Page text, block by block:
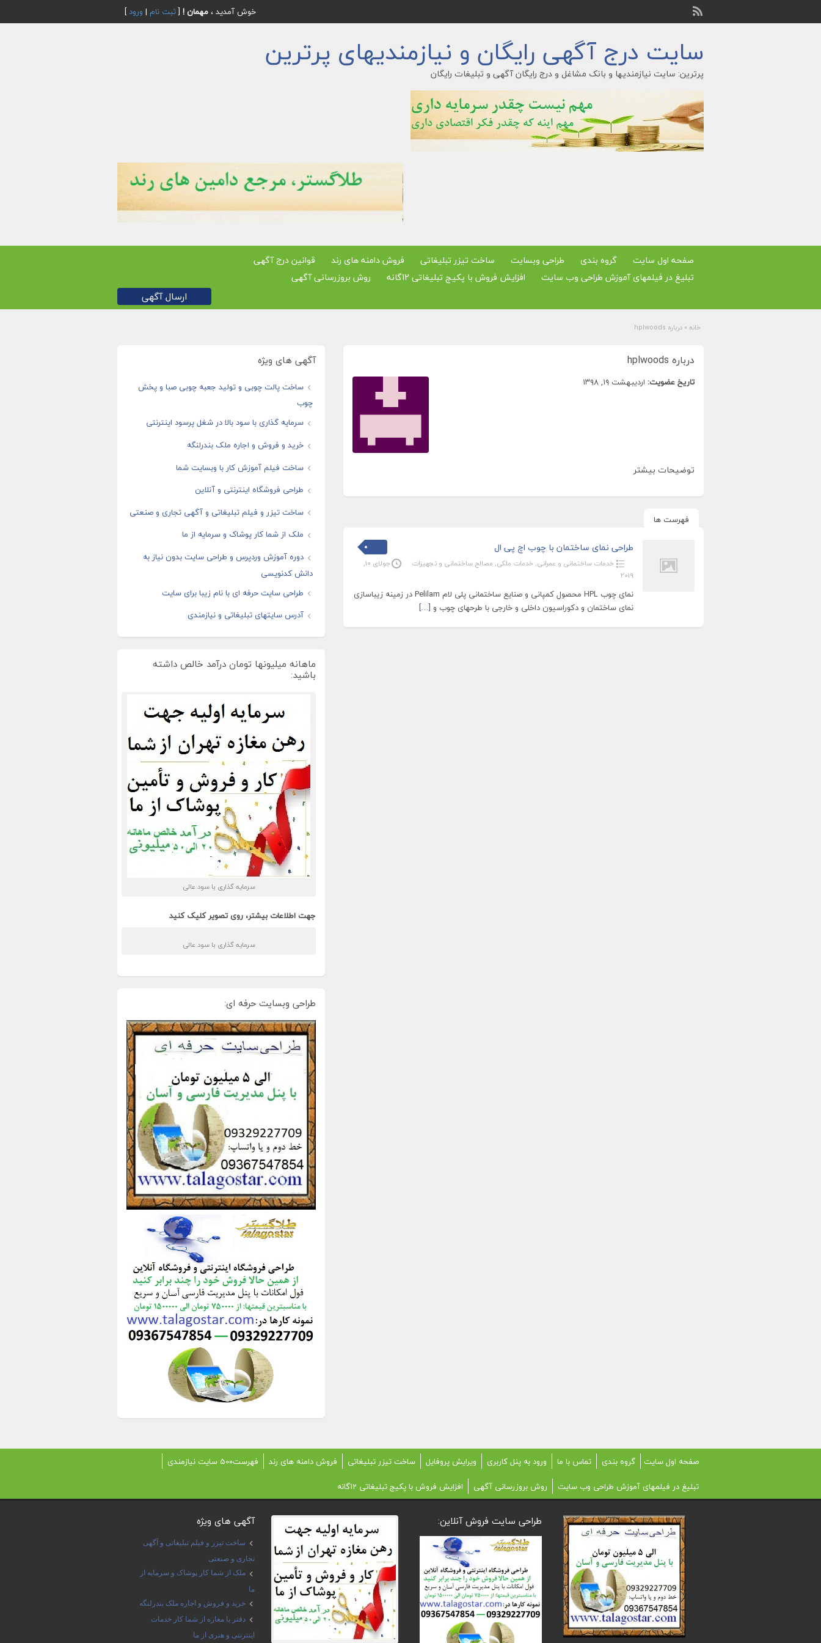
خوش آمدید ، مهمان ! [ثبت نام | ورود]
سایت درج آگهی رایگان و نیازمندیهای پرترین
پرترین: سایت نیازمندیها و بانک مشاغل و درج رایگان آگهی و تبلیغات رایگان
صفحه اول سایت گروه بندی طراحی وبسایت ساخت تیزر تبلیغاتی فروش دامنه های رند
قوانین درج آگهی
تبلیغ در فیلمهای آموزش طراحی وب سایت
افزایش فروش با پکیج تبلیغاتی 12گانه روش بروزرسانی آگهی
ارسال آگهی
خانه » درباره hplwoods
درباره hplwoods
تاریخ عضویت: اردیبهشت ۱۹, ۱۳۹۸
توضیحات بیشتر
فهرست ها
طراحی نمای ساختمان با چوب اچ پی ال
خدمات ساختمانی و عمرانی, خدمات ملکی, مصالح ساختمانی و تجهیزات
جولای 10,
2019
نمای چوب HPL محصول کمپانی و صنایع ساختمانی پلی لام Pelilam در زمینه زیباسازی
نمای ساختمان و دکوراسیون داخلی و خارجی با طرحهای چوب و […]
آگهی های ویژه
ساخت پالت چوبی و تولید جعبه چوبی صبا و پخش
چوب
سرمایه گذاری با سود بالا در شغل پرسود اینترنتی
خرید و فروش و اجاره ملک بندرلنگه
ساخت فیلم آموزش کار با وبسایت شما
طراحی فروشگاه اینترنتی و آنلاین
ساخت تیزر و فیلم تبلیغاتی و آگهی تجاری و صنعتی
ملک از شما کار پوشاک و سرمایه از ما
دوره آموزش وردپرس و طراحی سایت بدون نیاز به
دانش کدنویسی
طراحی سایت حرفه ای با نام زیبا برای سایت
آدرس سایتهای تبلیغاتی و نیازمندی
ماهانه میلیونها تومان درآمد خالص داشته
باشید:
سرمایه گذاری با سود عالی
جهت اطلاعات بیشتر، روی تصویر کلیک کنید
سرمایه گذاری با سود عالی
طراحی وبسایت حرفه ای:
صفحه اول سایت گروه بندی تماس با ما ورود به پنل کاربری ویرایش پروفایل ساخت تیزر تبلیغاتی فروش دامنه های رند
فهرست500 سایت نیازمندی
تبلیغ در فیلمهای آموزش طراحی وب سایت
روش بروزرسانی آگهی افزایش فروش با پکیج تبلیغاتی 12گانه
آگهی های ویژه
ساخت تیزر و فیلم تبلیغاتی و آگهی
تجاری و صنعتی
ملک از شما کار پوشاک و سرمایه از
ما
خرید و فروش و اجاره ملک بندرلنگه
دفتر یا مغازه از شما کار خدمات
اینترنتی و هنری از ما
طراحی سایت فروش آنلاین: